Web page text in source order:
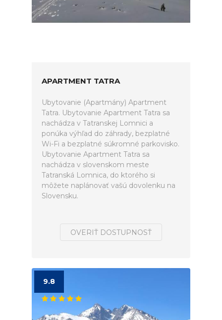
APARTMENT TATRA
Ubytovanie (Apartmány) Apartment
Tatra. Ubytovanie Apartment Tatra sa
nachádza v Tatranskej Lomnici a
ponúka výhľad do záhrady, bezplatné
Wi-Fi a bezplatné súkromné parkovisko.
Ubytovanie Apartment Tatra sa
nachádza v slovenskom meste
Tatranská Lomnica, do ktorého si
môžete naplánovať vašú dovolenku na
Slovensku.
OVERIŤ DOSTUPNOSŤ
9.8